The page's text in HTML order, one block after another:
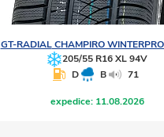
GT-RADIALCHAMPIRO
205/55 R16 XL 94V
D
B 71
expedice:11.08.2026